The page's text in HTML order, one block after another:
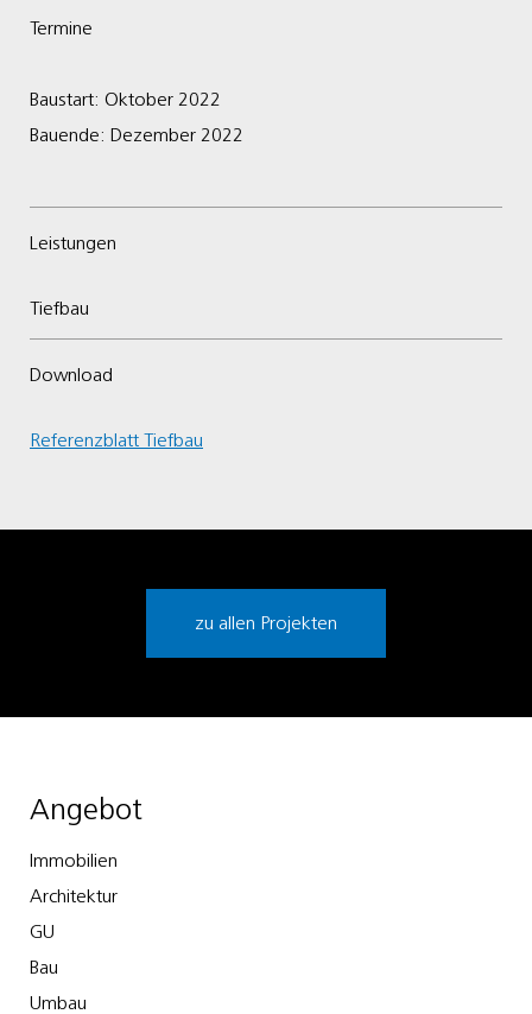
Termine
Baustart: Oktober 2022
Bauende: Dezember 2022
Leistungen
Tiefbau
Download
Referenzblatt Tiefbau
zu allen Projekten
Angebot
Immobilien
Architektur
GU
Bau
Umbau